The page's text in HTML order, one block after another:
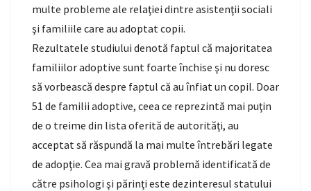
multe probleme ale relaţiei dintre asistenţii sociali
şi familiile care au adoptat copii.
Rezultatele studiului denotă faptul că majoritatea
familiilor adoptive sunt foarte închise şi nu doresc
să vorbească despre faptul că au înfiat un copil. Doar
51 de familii adoptive, ceea ce reprezintă mai puţin
de o treime din lista oferită de autorităţi, au
acceptat să răspundă la mai multe întrebări legate
de adopţie. Cea mai gravă problemă identificată de
către psihologi şi părinţi este dezinteresul statului